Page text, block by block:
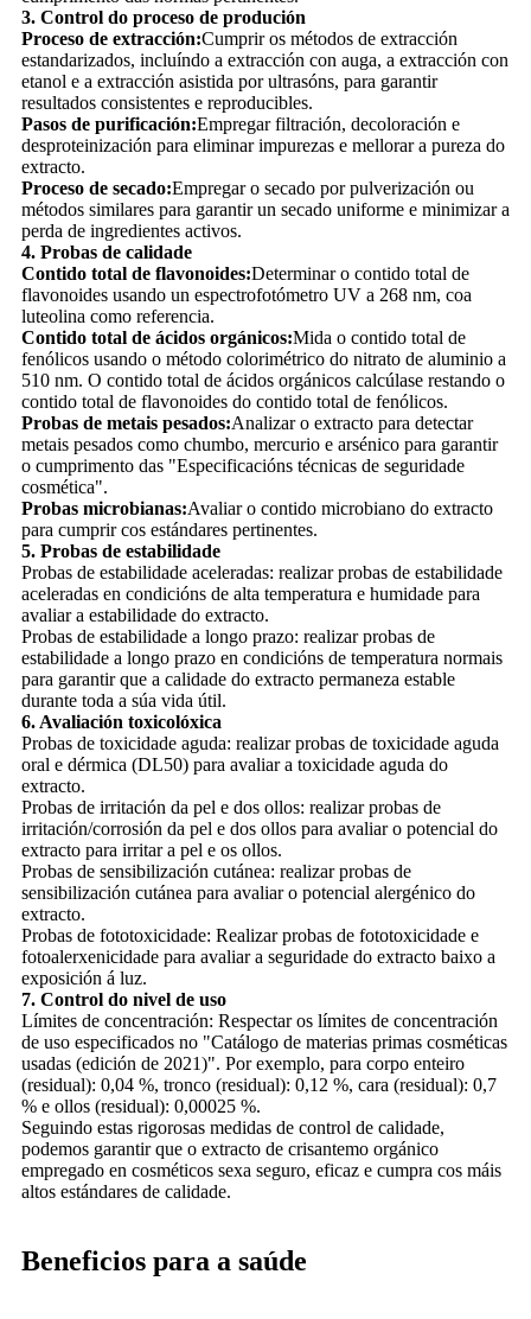
3. Control do proceso de produción
Proceso de extracción:Cumprir os métodos de extracción
estandarizados, incluíndo a extracción con auga, a extracción con
etanol e a extracción asistida por ultrasóns, para garantir
resultados consistentes e reproducibles.
Pasos de purificación:Empregar filtración, decoloración e
desproteinización para eliminar impurezas e mellorar a pureza do
extracto.
Proceso de secado:Empregar o secado por pulverización ou
métodos similares para garantir un secado uniforme e minimizar a
perda de ingredientes activos.
4. Probas de calidade
Contido total de flavonoides:Determinar o contido total de
flavonoides usando un espectrofotómetro UV a 268 nm, coa
luteolina como referencia.
Contido total de ácidos orgánicos:Mida o contido total de
fenólicos usando o método colorimétrico do nitrato de aluminio a
510 nm. O contido total de ácidos orgánicos calcúlase restando o
contido total de flavonoides do contido total de fenólicos.
Probas de metais pesados:Analizar o extracto para detectar
metais pesados ​​como chumbo, mercurio e arsénico para garantir
o cumprimento das "Especificacións técnicas de seguridade
cosmética".
Probas microbianas:Avaliar o contido microbiano do extracto
para cumprir cos estándares pertinentes.
5. Probas de estabilidade
Probas de estabilidade aceleradas: realizar probas de estabilidade
aceleradas en condicións de alta temperatura e humidade para
avaliar a estabilidade do extracto.
Probas de estabilidade a longo prazo: realizar probas de
estabilidade a longo prazo en condicións de temperatura normais
para garantir que a calidade do extracto permaneza estable
durante toda a súa vida útil.
6. Avaliación toxicolóxica
Probas de toxicidade aguda: realizar probas de toxicidade aguda
oral e dérmica (DL50) para avaliar a toxicidade aguda do
extracto.
Probas de irritación da pel e dos ollos: realizar probas de
irritación/corrosión da pel e dos ollos para avaliar o potencial do
extracto para irritar a pel e os ollos.
Probas de sensibilización cutánea: realizar probas de
sensibilización cutánea para avaliar o potencial alergénico do
extracto.
Probas de fototoxicidade: Realizar probas de fototoxicidade e
fotoalerxenicidade para avaliar a seguridade do extracto baixo a
exposición á luz.
7. Control do nivel de uso
Límites de concentración: Respectar os límites de concentración
de uso especificados no "Catálogo de materias primas cosméticas
usadas (edición de 2021)". Por exemplo, para corpo enteiro
(residual): 0,04 %, tronco (residual): 0,12 %, cara (residual): 0,7
% e ollos (residual): 0,00025 %.
Seguindo estas rigorosas medidas de control de calidade,
podemos garantir que o extracto de crisantemo orgánico
empregado en cosméticos sexa seguro, eficaz e cumpra cos máis
altos estándares de calidade.
Beneficios para a saúde